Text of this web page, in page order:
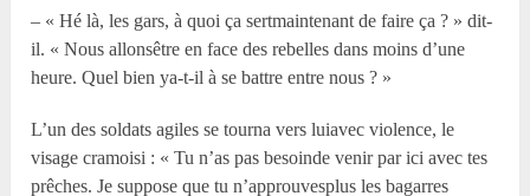
– « Hé là, les gars, à quoi ça sertmaintenant de faire ça ? » dit-
il. « Nous allonsêtre en face des rebelles dans moins d’une
heure. Quel bien ya-t-il à se battre entre nous ? »
L’un des soldats agiles se tourna vers luiavec violence, le
visage cramoisi : « Tu n’as pas besoinde venir par ici avec tes
prêches. Je suppose que tu n’approuvesplus les bagarres